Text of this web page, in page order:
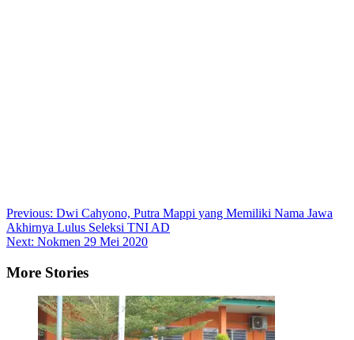
Post
navigation
Previous: Dwi Cahyono, Putra Mappi yang Memiliki Nama Jawa
Akhirnya Lulus Seleksi TNI AD
Next: Nokmen 29 Mei 2020
More Stories